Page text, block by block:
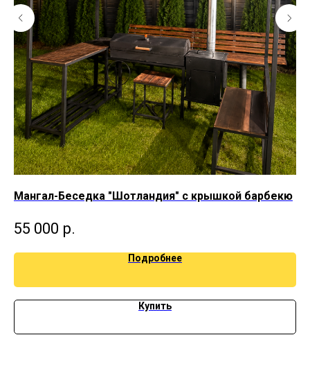
Мангал-Беседка "Шотландия" с крышкой барбекю
55 000 р.
Подробнее
Купить